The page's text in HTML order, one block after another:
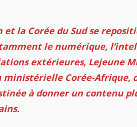
la Corée du Sud se
le numérique,
extérieures, Lejeune
Corée-Afrique,
à donner un contenu